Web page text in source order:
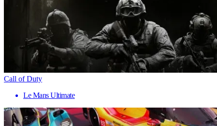
Call of Duty
Le Mans Ultimate